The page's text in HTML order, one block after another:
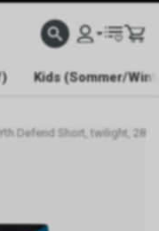
Kids (Sommer/
Defend Short, twilight, 28